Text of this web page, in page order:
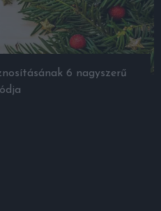
6 nagyszerű